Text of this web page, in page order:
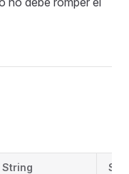
String